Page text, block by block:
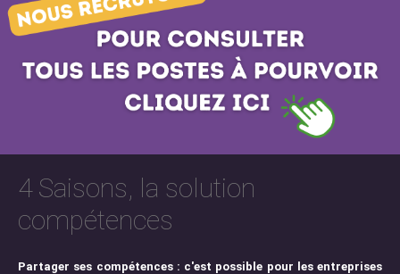
4 Saisons, la solution
compétences
Partager ses compétences : c'est possible pour les entreprises